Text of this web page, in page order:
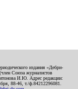
издания «Дебри-
Союза журналистов
И.Ю. Адрес редакции:
88-46, т./ф.84212296081.